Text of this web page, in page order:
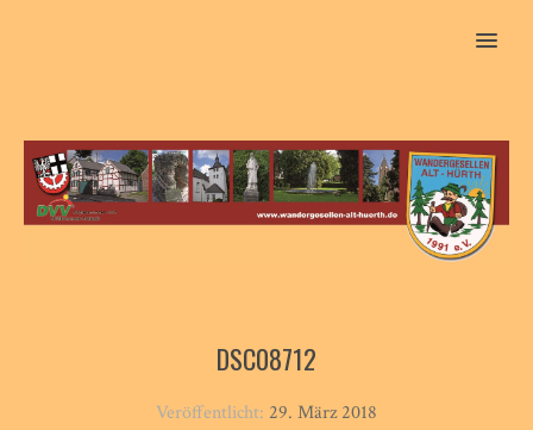
MENU
DSC08712
Veröffentlicht: 29. März 2018